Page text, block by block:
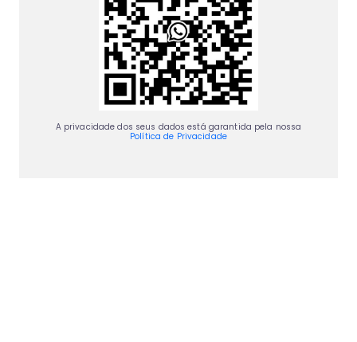
A privacidade dos seus dados está garantida pela nossa
Política de Privacidade